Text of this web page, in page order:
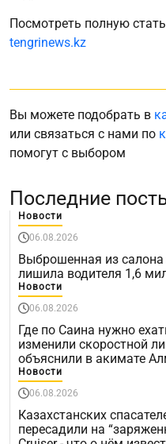
Посмотреть полную
tengrinews.kz
Вы можете подобрать в
или связаться с нами по
помогут с выбором
Последние
Новости
06.08.2026
Выброшенная из салона
лишила водителя 1,6
Новости
06.08.2026
Где по Саина нужно
изменили скоростной
объяснили в акимате
Новости
06.08.2026
Казахстанских
пересадили на